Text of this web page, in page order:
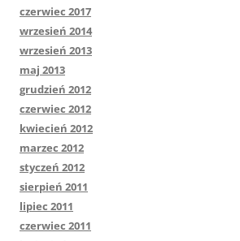
czerwiec 2017
wrzesień 2014
wrzesień 2013
maj 2013
grudzień 2012
czerwiec 2012
kwiecień 2012
marzec 2012
styczeń 2012
sierpień 2011
lipiec 2011
czerwiec 2011